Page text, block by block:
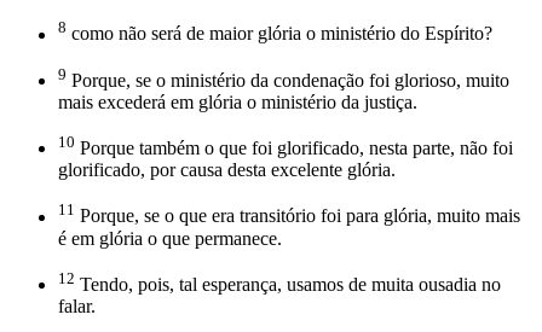
8 como não será de maior glória o ministério do Espírito?
9 Porque, se o ministério da condenação foi glorioso, muito
mais excederá em glória o ministério da justiça.
10 Porque também o que foi glorificado, nesta parte, não foi
glorificado, por causa desta excelente glória.
11 Porque, se o que era transitório foi para glória, muito mais
é em glória o que permanece.
12 Tendo, pois, tal esperança, usamos de muita ousadia no
falar.